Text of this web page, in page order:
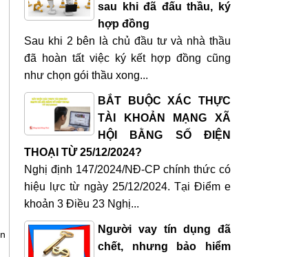
sau khi đã đấu thầu, ký
hợp đồng
Sau khi 2 bên là chủ đầu tư và nhà thầu
đã hoàn tất việc ký kết hợp đồng cũng
như chọn gói thầu xong...
BẮT BUỘC XÁC THỰC
TÀI KHOẢN MẠNG XÃ
HỘI BẰNG SỐ ĐIỆN
THOẠI TỪ 25/12/2024?
Nghị định 147/2024/NĐ-CP chính thức có
hiệu lực từ ngày 25/12/2024. Tại Điểm e
khoản 3 Điều 23 Nghị...
Người vay tín dụng đã
chết, nhưng bảo hiểm